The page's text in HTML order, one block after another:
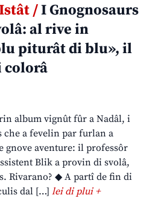
/I Gnognosaurs
al rive in
piturât di blu», il
colorâ
album vignût fûr a Nadâl, i
che a fevelin par furlan a
gnove aventure: il professôr
Blik a provin di svolâ,
Rivarano? ◆ A partî de fin di
dal […] lei di plui +